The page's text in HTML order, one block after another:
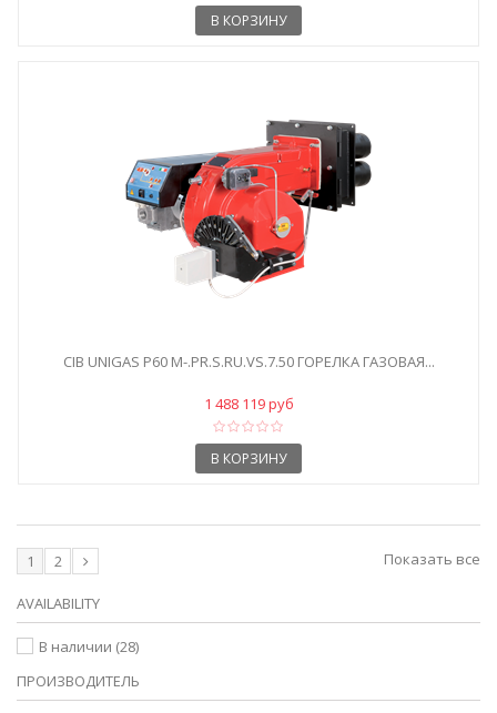
В КОРЗИНУ
CIB UNIGAS P60 M-.PR.S.RU.VS.7.50 ГОРЕЛКА ГАЗОВАЯ...
1 488 119 руб
В КОРЗИНУ
Показать все
1 2
AVAILABILITY
В наличии (28)
ПРОИЗВОДИТЕЛЬ